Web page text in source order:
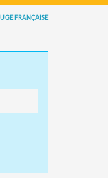
FRANÇAISE